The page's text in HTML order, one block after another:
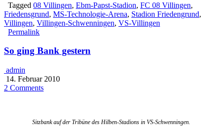
Tagged 08 Villingen, Ebm-Papst-Stadion, FC 08 Villingen,
Friedensgrund, MS-Technologie-Arena, Stadion Friedengrund,
Villingen, Villingen-Schwenningen, VS-Villingen
Permalink
So ging Bank gestern
admin
14. Februar 2010
2 Comments
Sitzbank auf der Tribüne des Hilben-Stadions in VS-Schwenningen.